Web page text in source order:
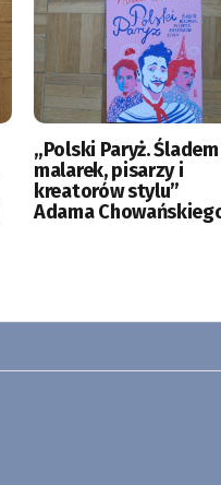
„Polski Paryż. Śladem
malarek, pisarzy i
kreatorów stylu”
Adama